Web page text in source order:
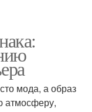
мода, а образ
атмосферу,